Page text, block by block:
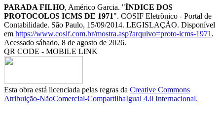
PARADA FILHO, Américo Garcia. "ÍNDICE DOS
PROTOCOLOS ICMS DE 1971". COSIF Eletrônico - Portal de
Contabilidade. São Paulo, 15/09/2014. LEGISLAÇÃO. Disponível
em https://www.cosif.com.br/mostra.asp?arquivo=proto-icms-1971 .
Acessado sábado, 8 de agosto de 2026.
QR CODE - MOBILE LINK
Esta obra está licenciada pelas regras da Creative Commons
Atribuição-NãoComercial-CompartilhaIgual 4.0 Internacional.